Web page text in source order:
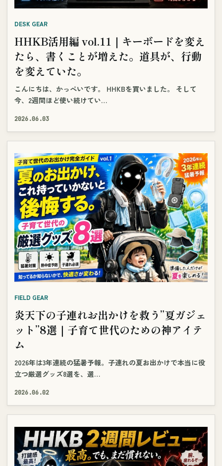
DESK GEAR
HHKB活用編 vol.11｜キーボードを変え
たら、書くことが増えた。道具が、行動
を変えていた。
こんにちは、かっぺいです。 HHKBを買いました。 そして
今、2週間ほど使い続けてい…
2026.06.03
FIELD GEAR
炎天下の子連れお出かけを救う”夏ガジェ
ット”8選｜子育て世代のための神アイテ
ム
2026年は3年連続の猛暑予報。子連れの夏お出かけで本当に役
立つ厳選グッズ8選を、選…
2026.06.02